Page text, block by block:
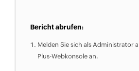
'Time' = $b[5..6] -join ' '
$result+=New-Object -TypeName
PSCustomObject -Property
Bericht abrufen:
Melden Sie sich als Administrator
Plus-Webkonsole an.